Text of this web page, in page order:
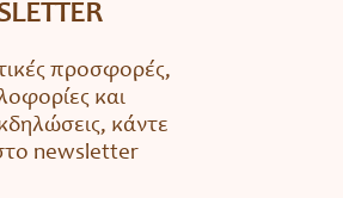
προσφορές,
και
κάντε
newsletter